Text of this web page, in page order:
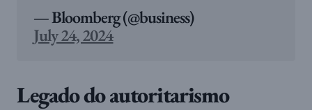
— Bloomberg (@business)
July 24, 2024
Legado do autoritarismo